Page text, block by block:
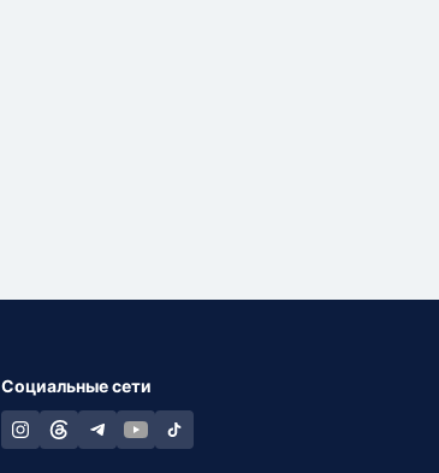
Социальные сети